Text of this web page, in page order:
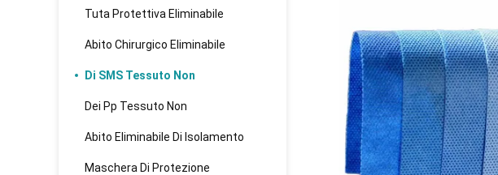
Tuta Protettiva Eliminabile
Abito Chirurgico Eliminabile
Di SMS Tessuto Non
Dei Pp Tessuto Non
Abito Eliminabile Di Isolamento
Maschera Di Protezione